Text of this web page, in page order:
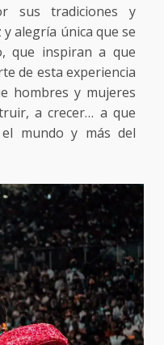
sus tradiciones y
alegría única que se
que inspiran a que
de esta experiencia
hombres y mujeres
a crecer… a que
mundo y más del